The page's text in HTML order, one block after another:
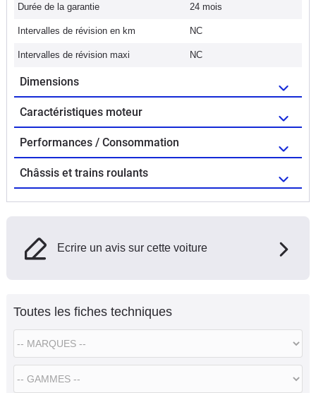
Durée de la garantie 24 mois
Intervalles de révision en km NC
Intervalles de révision maxi NC
Dimensions
Caractéristiques moteur
Performances / Consommation
Châssis et trains roulants
Ecrire un avis sur cette voiture
Toutes les fiches techniques